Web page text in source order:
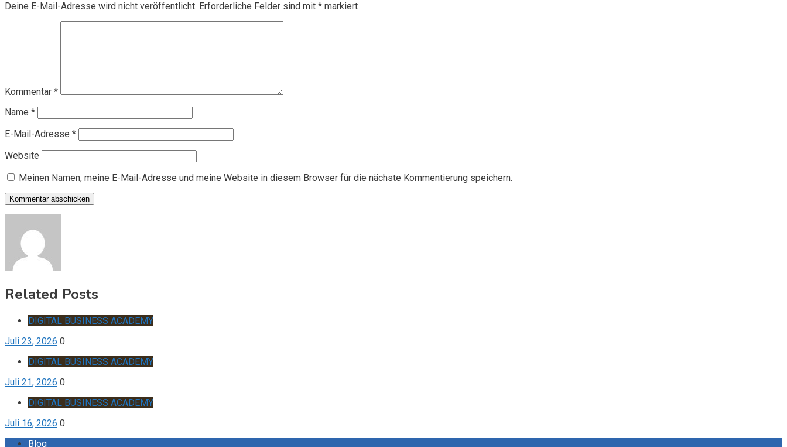
Deine E-Mail-Adresse wird nicht veröffentlicht. Erforderliche Felder sind mit * markiert
Kommentar *
Name *
E-Mail-Adresse *
Website
Meinen Namen, meine E-Mail-Adresse und meine Website in diesem Browser für die nächste Kommentierung speichern.
Related Posts
DIGITAL BUSINESS ACADEMY
Juli 23, 2026 0
DIGITAL BUSINESS ACADEMY
Juli 21, 2026 0
DIGITAL BUSINESS ACADEMY
Juli 16, 2026 0
Blog